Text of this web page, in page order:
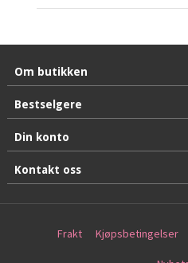
Om butikken
Bestselgere
Din konto
Kontakt oss
Frakt Kjøpsbetingelser